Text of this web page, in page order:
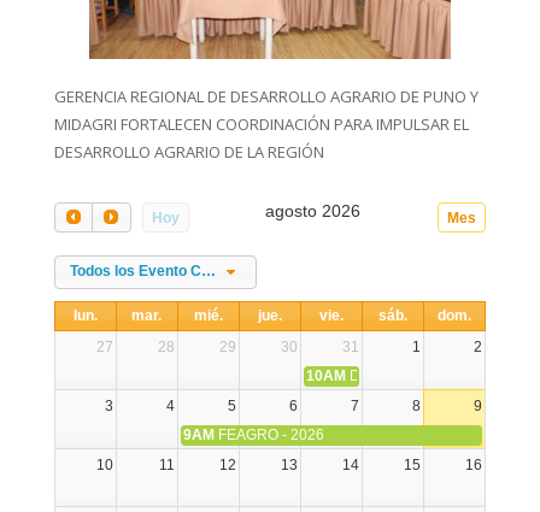
GERENCIA REGIONAL DE DESARROLLO AGRARIO DE PUNO Y
MIDAGRI FORTALECEN COORDINACIÓN PARA IMPULSAR EL
DESARROLLO AGRARIO DE LA REGIÓN
Hoy Mes
agosto 2026
Todos los Evento Categories
lun. mar. mié. jue. vie. sáb.
dom.
27
28 29 30 31 1
2
10AM DIA NACIONAL DE LA
3
4 5 6 7 8
9
9AM FEAGRO - 2026
10
11 12 13 14 15 16